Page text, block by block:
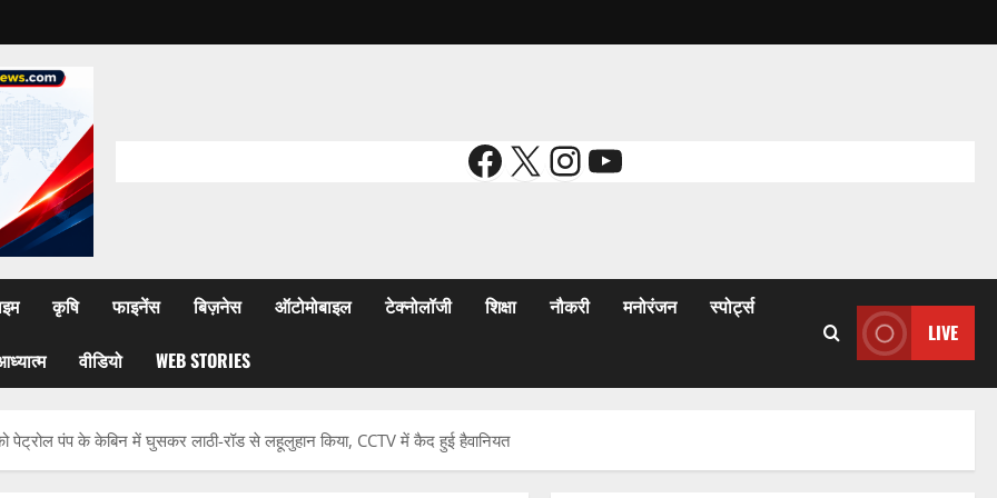
Facebook
X Instagram
YouTube
कृषि फाइनेंस बिज़नेस ऑटोमोबाइल टेक्नोलॉजी शिक्षा नौकरी मनोरंजन स्पोर्ट्स
वीडियो WEB STORIES
LIVE
पंप के केबिन में घुसकर लाठी-रॉड से लहूलुहान किया, CCTV में कैद हुई हैवानियत